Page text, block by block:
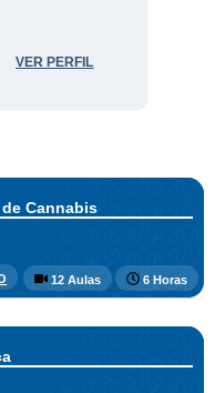
VER PERFIL
Cannabis
12 Aulas 6 Horas